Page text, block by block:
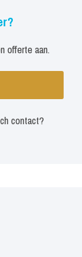
offerte aan.
contact?